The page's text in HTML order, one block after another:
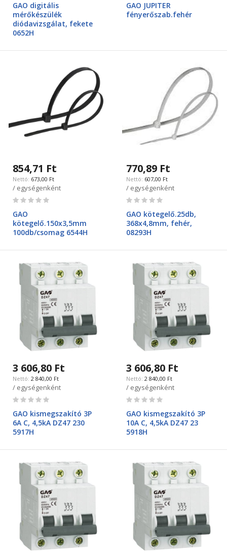
GAO digitális
mérőkészülék
diódavizsgálat, fekete
0652H
GAO JUPITER
fényerőszab.fehér
854,71 Ft
673,00 Ft
/ egységenként
Rating:
GAO
kötegelő.150x3,5mm
100db/csomag 6544H
770,89 Ft
607,00 Ft
/ egységenként
Rating:
GAO kötegelő.25db,
368x4,8mm, fehér,
08293H
3 606,80 Ft
2 840,00 Ft
/ egységenként
Rating:
GAO kismegszakító 3P
6A C, 4,5kA DZ47 230
5917H
3 606,80 Ft
2 840,00 Ft
/ egységenként
Rating:
GAO kismegszakító 3P
10A C, 4,5kA DZ47 23
5918H